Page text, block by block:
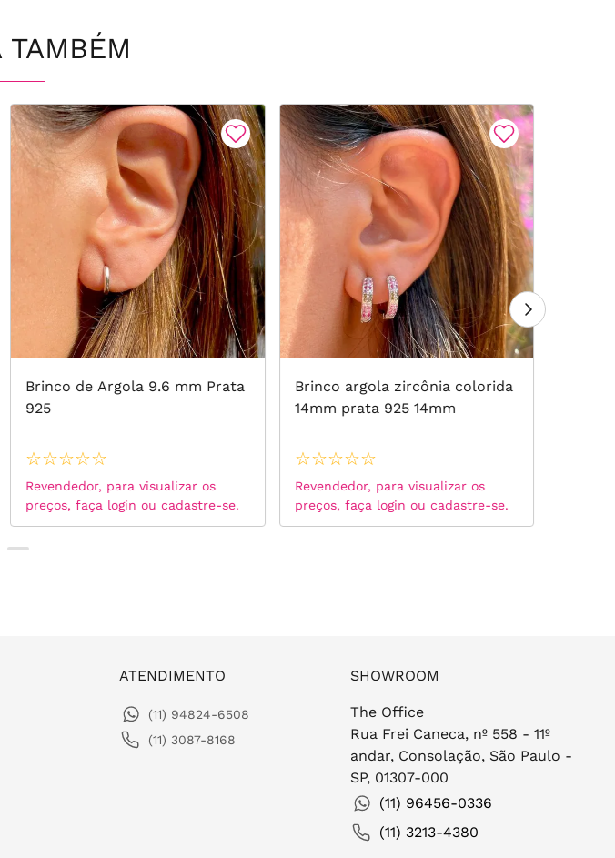
TAMBÉM
Brinco de Argola 9.6 mm Prata
925
☆☆☆☆☆
Revendedor, para visualizar os
preços, faça login ou cadastre-se.
Brinco argola zircônia colorida
14mm prata 925 14mm
☆☆☆☆☆
Revendedor, para visualizar os
preços, faça login ou cadastre-se.
ATENDIMENTO
(11) 94824-6508
(11) 3087-8168
SHOWROOM
The Office
Rua Frei Caneca, nº 558 - 11º
andar, Consolação, São Paulo -
SP, 01307-000
(11) 96456-0336
(11) 3213-4380